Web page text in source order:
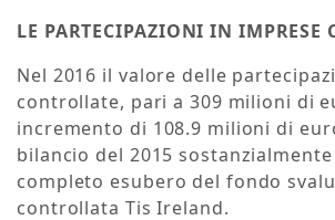
LE PARTECIPAZIONI IN IMPRESE
Nel 2016 il valore delle
controllate, pari a 309 milioni di
incremento di 108.9 milioni di
bilancio del 2015
completo esubero del fondo
controllata Tis Ireland.